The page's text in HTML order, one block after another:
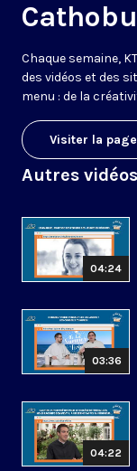
Chaque semaine,
des vidéos et des
menu : de la
Visiter la
Autres
04:24
03:36
04:22